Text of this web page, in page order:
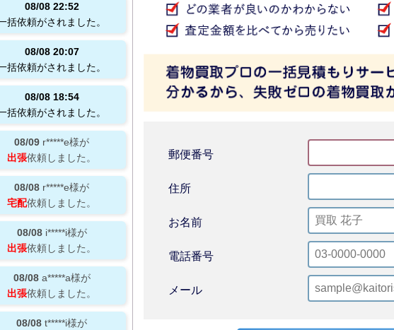
08/0822:52
括依頼がされました。
08/0820:07
括依頼がされました。
08/0818:54
括依頼がされました。
08/09 r*****e様が
出張依頼しました。
08/08 r*****e様が
宅配依頼しました。
08/08 i*****i様が
出張依頼しました。
08/08 a*****a様が
出張依頼しました。
08/08 t*****i様が
郵便番号
住所
お名前
電話番号
メール